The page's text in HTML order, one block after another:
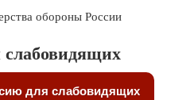
обороны России
слабовидящих
для слабовидящих